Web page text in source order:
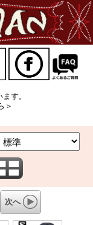
す。
＞
次へ